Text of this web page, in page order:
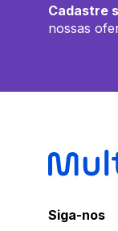
Cadastre
nossas
Siga-nos